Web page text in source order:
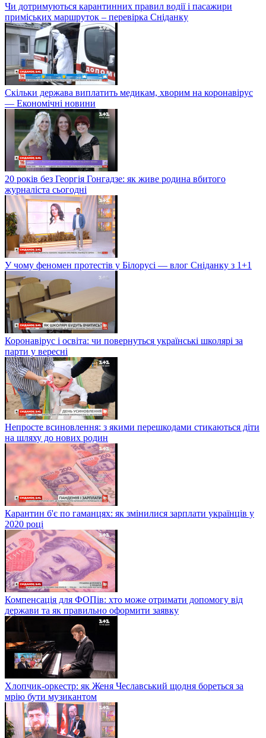
Чи дотримуються карантинних правил водії і пасажири
приміських маршруток – перевірка Сніданку
Скільки держава виплатить медикам, хворим на коронавірус
— Економічні новини
20 років без Георгія Гонгадзе: як живе родина вбитого
журналіста сьогодні
У чому феномен протестів у Білорусі — влог Сніданку з 1+1
Коронавірус і освіта: чи повернуться українські школярі за
парти у вересні
Непросте всиновлення: з якими перешкодами стикаються діти
на шляху до нових родин
Карантин б'є по гаманцях: як змінилися зарплати українців у
2020 році
Компенсація для ФОПів: хто може отримати допомогу від
держави та як правильно оформити заявку
Хлопчик-оркестр: як Женя Чеславський щодня бореться за
мрію бути музикантом